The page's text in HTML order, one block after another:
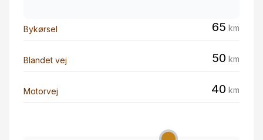
Bykørsel 65 km
Blandet vej 50 km
Motorvej 40 km